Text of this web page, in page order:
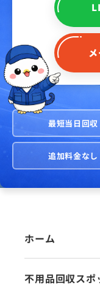
最短当日回収
追加料金なし
ホーム
不用品回収スポ